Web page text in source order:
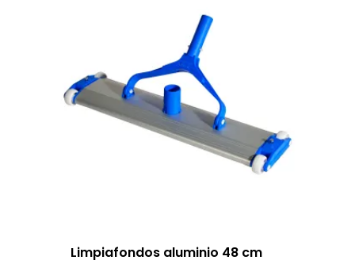
Limpiafondos aluminio 48 cm